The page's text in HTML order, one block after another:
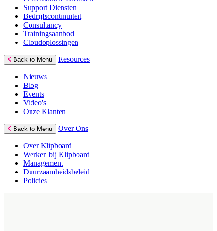
Support Diensten
Bedrijfscontinuïteit
Consultancy
Trainingsaanbod
Cloudoplossingen
Back to Menu Resources
Nieuws
Blog
Events
Video's
Onze Klanten
Back to Menu Over Ons
Over Klipboard
Werken bij Klipboard
Management
Duurzaamheidsbeleid
Policies